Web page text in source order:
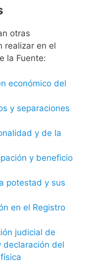
otras
realizar en el
la Fuente:
económico del
y separaciones
y de la
y beneficio
potestad y sus
en el Registro
judicial de
declaración del